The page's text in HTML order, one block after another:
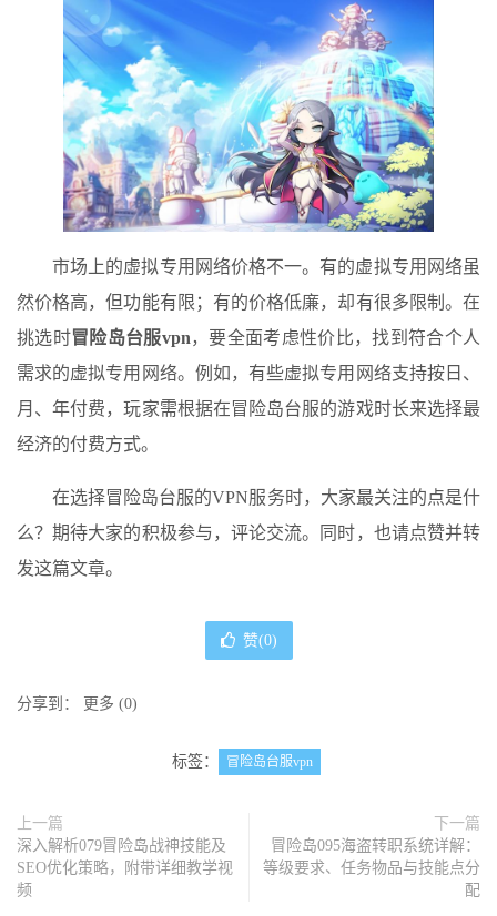
市场上的虚拟专用网络价格不一。有的虚拟专用网络虽
然价格高，但功能有限；有的价格低廉，却有很多限制。在
挑选时冒险岛台服vpn，要全面考虑性价比，找到符合个人
需求的虚拟专用网络。例如，有些虚拟专用网络支持按日、
月、年付费，玩家需根据在冒险岛台服的游戏时长来选择最
经济的付费方式。
在选择冒险岛台服的VPN服务时，大家最关注的点是什
么？期待大家的积极参与，评论交流。同时，也请点赞并转
发这篇文章。
赞(0)
分享到： 更多 (0)
标签： 冒险岛台服vpn
上一篇
深入解析079冒险岛战神技能及
SEO优化策略，附带详细教学视
频
下一篇
冒险岛095海盗转职系统详解：
等级要求、任务物品与技能点分
配